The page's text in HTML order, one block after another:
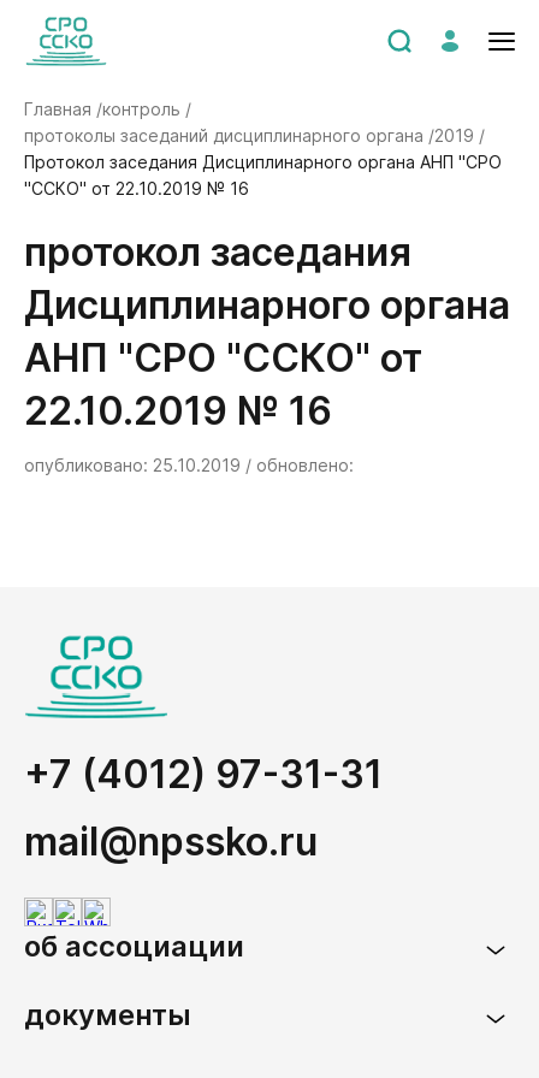
Главная /контроль /
протоколы заседаний дисциплинарного органа /2019 /
Протокол заседания Дисциплинарного органа АНП "СРО
"ССКО" от 22.10.2019 № 16
Протокол заседания
Дисциплинарного органа
АНП "СРО "ССКО" от
22.10.2019 № 16
опубликовано: 25.10.2019 / обновлено:
+7 (4012) 97-31-31
mail@npssko.ru
об ассоциации
документы